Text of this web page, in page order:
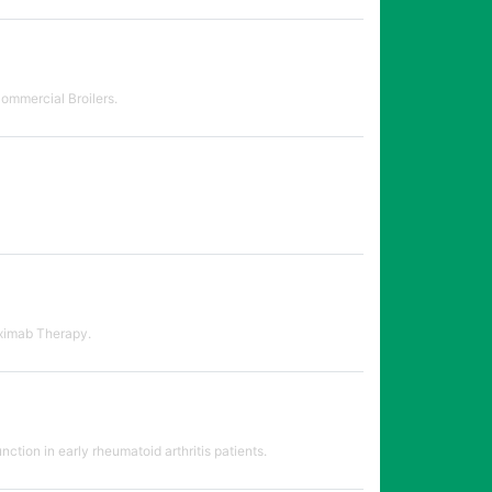
Broilers.
Therapy.
in early rheumatoid arthritis patients.